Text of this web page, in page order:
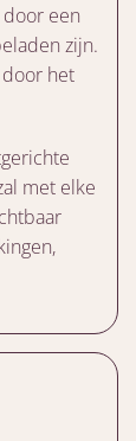
een
zijn.
het
met elke